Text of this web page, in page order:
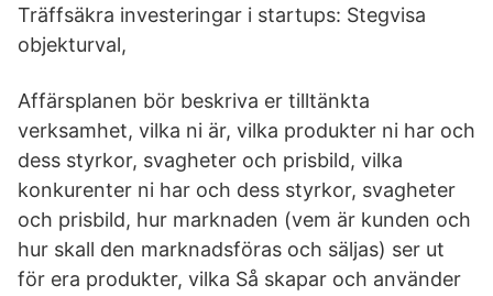
Träffsäkra investeringar i startups: Stegvisa
objekturval,
Affärsplanen bör beskriva er tilltänkta
verksamhet, vilka ni är, vilka produkter ni har och
dess styrkor, svagheter och prisbild, vilka
konkurenter ni har och dess styrkor, svagheter
och prisbild, hur marknaden (vem är kunden och
hur skall den marknadsföras och säljas) ser ut
för era produkter, vilka Så skapar och använder